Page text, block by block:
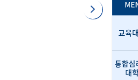
교육
통합심
대